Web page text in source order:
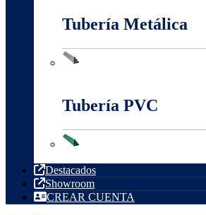
Tubería Metálica
Tubería PVC
Destacados
Showroom
CREAR CUENTA